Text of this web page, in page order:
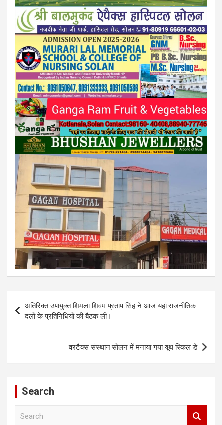
Post
navigation
अतिरिक्त उपायुक्त शिमला शिवम प्रताप सिंह ने आज यहां राजनीतिक
दलों के प्रतिनिधियों की बैठक ली।
वरटैक्स संस्थान सोलन में मनाया गया यूथ स्किल डे
Search